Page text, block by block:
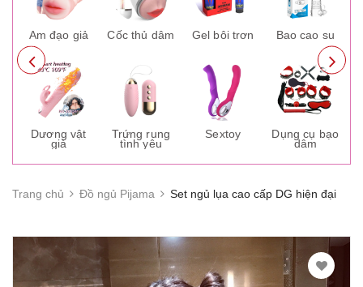
Âm đạo giả
Dương vật
giả
Cốc thủ dâm
Trứng rung
tình yêu
Gel bôi trơn
Sextoy
Bao cao su
Dụng cụ bạo
dâm
Trang chủ Đồ ngủ Pijama Set ngủ lụa cao cấp DG hiện đại